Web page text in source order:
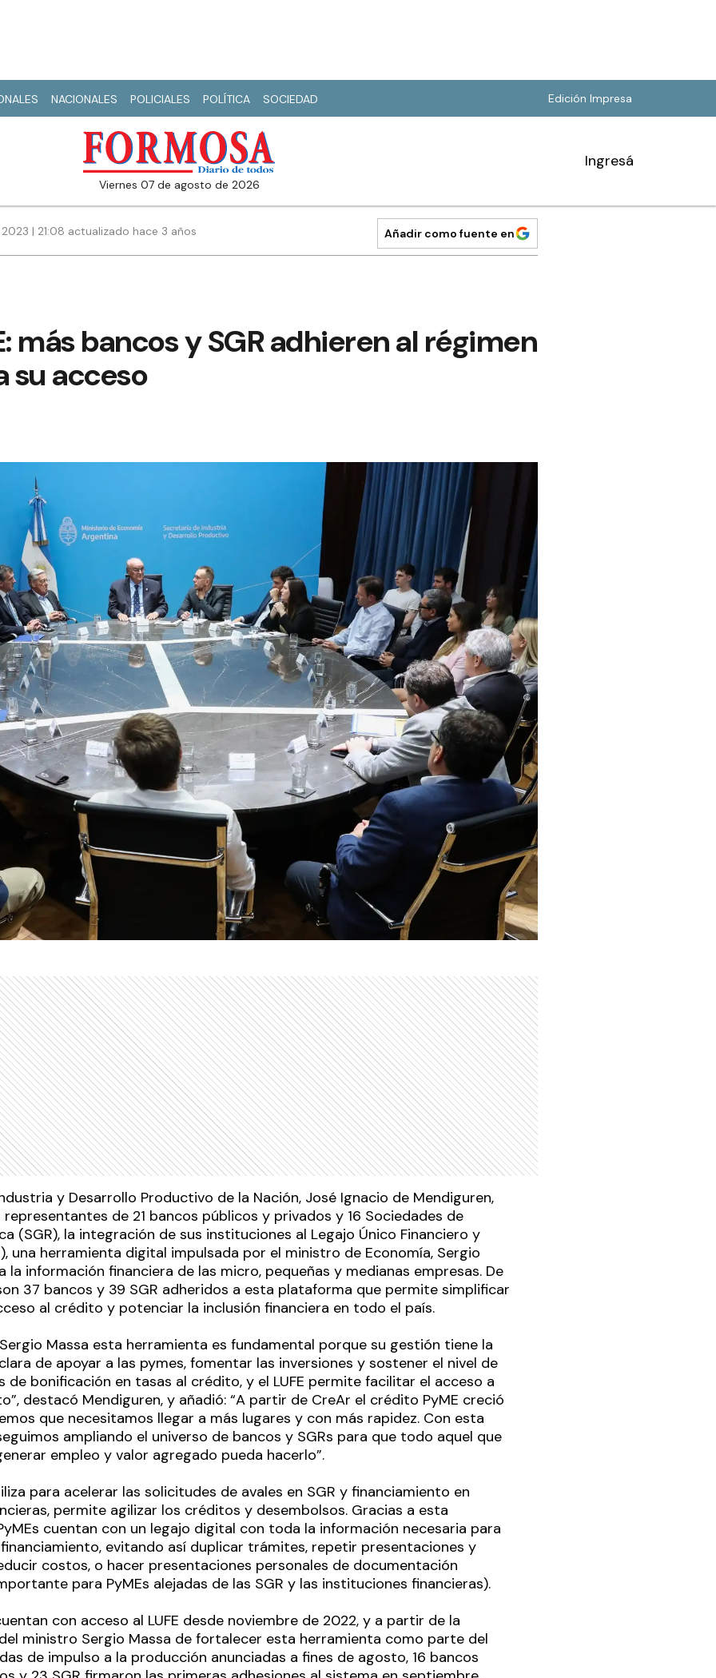
NACIONALES POLICIALES POLÍTICA SOCIEDAD Edición Impresa
viernes 07 de agosto de 2026
Ingresá
| 21:08 actualizado hace 3 años Añadir como fuente en
más bancos y SGR adhieren al régimen
su acceso
y Desarrollo Productivo de la Nación, José Ignacio de Mendiguren,
de 21 bancos públicos y privados y 16 Sociedades de
(SGR), la integración de sus instituciones al Legajo Único Financiero y
una herramienta digital impulsada por el ministro de Economía, Sergio
la información financiera de las micro, pequeñas y medianas empresas. De
37 bancos y 39 SGR adheridos a esta plataforma que permite simplificar
al crédito y potenciar la inclusión financiera en todo el país.
Massa esta herramienta es fundamental porque su gestión tiene la
de apoyar a las pymes, fomentar las inversiones y sostener el nivel de
de bonificación en tasas al crédito, y el LUFE permite facilitar el acceso a
destacó Mendiguren, y añadió: “A partir de CreAr el crédito PyME creció
que necesitamos llegar a más lugares y con más rapidez. Con esta
ampliando el universo de bancos y SGRs para que todo aquel que
empleo y valor agregado pueda hacerlo”.
para acelerar las solicitudes de avales en SGR y financiamiento en
permite agilizar los créditos y desembolsos. Gracias a esta
cuentan con un legajo digital con toda la información necesaria para
evitando así duplicar trámites, repetir presentaciones y
costos, o hacer presentaciones personales de documentación
para PyMEs alejadas de las SGR y las instituciones financieras).
con acceso al LUFE desde noviembre de 2022, y a partir de la
ministro Sergio Massa de fortalecer esta herramienta como parte del
de impulso a la producción anunciadas a fines de agosto, 16 bancos